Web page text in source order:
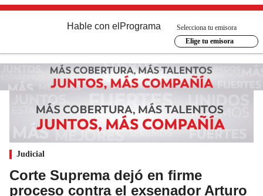
Hable con el Programa
Selecciona tu emisora
Elige tu emisora
Judicial
Corte Suprema dejó en firme
proceso contra el exsenador Arturo